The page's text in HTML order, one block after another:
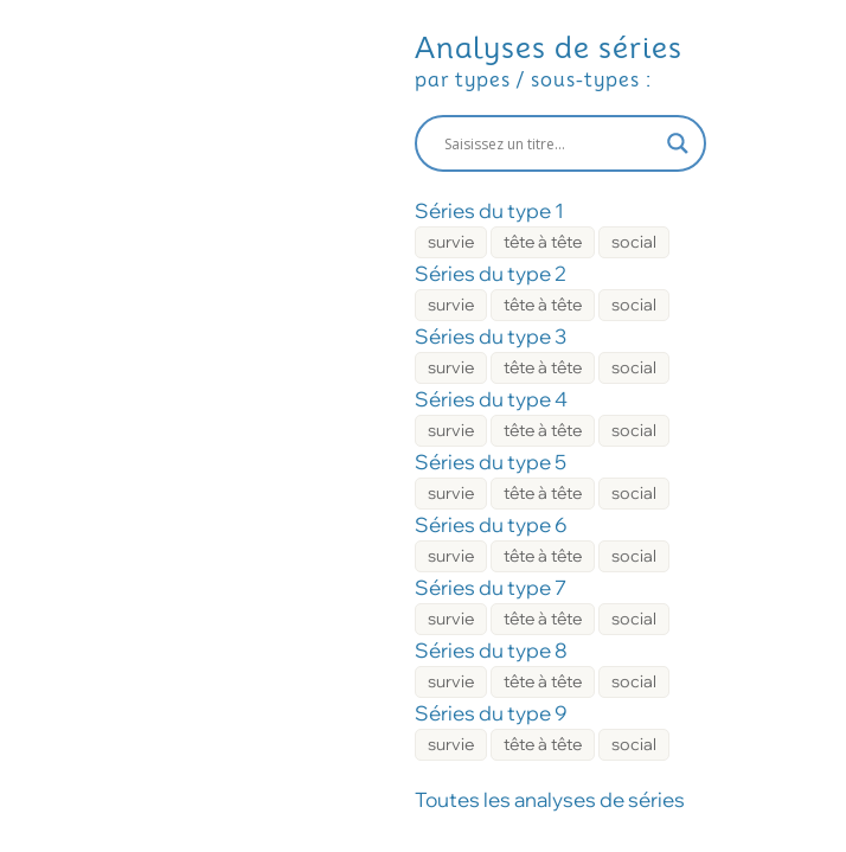
Analyses de séries
par types / sous-types :
Séries du type 1
survie tête à tête social
Séries du type 2
survie tête à tête social
Séries du type 3
survie tête à tête social
Séries du type 4
survie tête à tête social
Séries du type 5
survie tête à tête social
Séries du type 6
survie tête à tête social
Séries du type 7
survie tête à tête social
Séries du type 8
survie tête à tête social
Séries du type 9
survie tête à tête social
Toutes les analyses de séries